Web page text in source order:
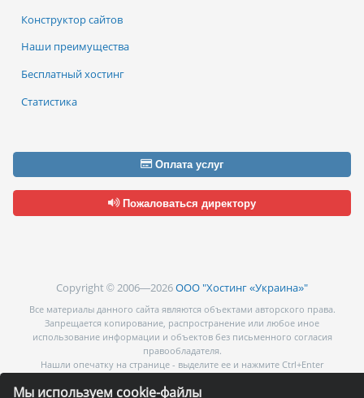
Мы используем cookie-файлы
Конструктор сайтов
Наши преимущества
Бесплатный хостинг
Статистика
Оплата услуг
Пожаловаться директору
Copyright © 2006—2026ООО "Хостинг «Украина»"
Все материалы данного сайта являются объектами авторского права.
Запрещается копирование, распространение или любое иное
использование информации и объектов без письменного согласия
правообладателя.
Нашли опечатку на странице - выделите ее и нажмите Ctrl+Enter